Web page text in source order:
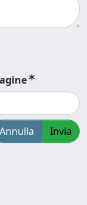
Annulla Invia